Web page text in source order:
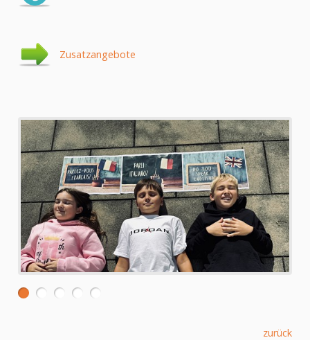
Webmail
SOST-
Kursverzeichnis
Reifeprüfung
Zusatzangebote
zurück